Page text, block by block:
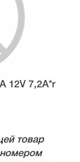
12V 7,2А*r
товар